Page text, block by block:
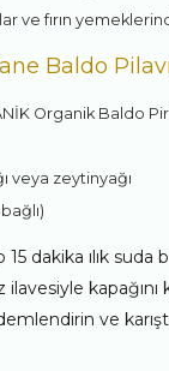
ve fırın
Baldo Pilavı
Organik Baldo
veya zeytinyağı
15 dakika ılık
ve